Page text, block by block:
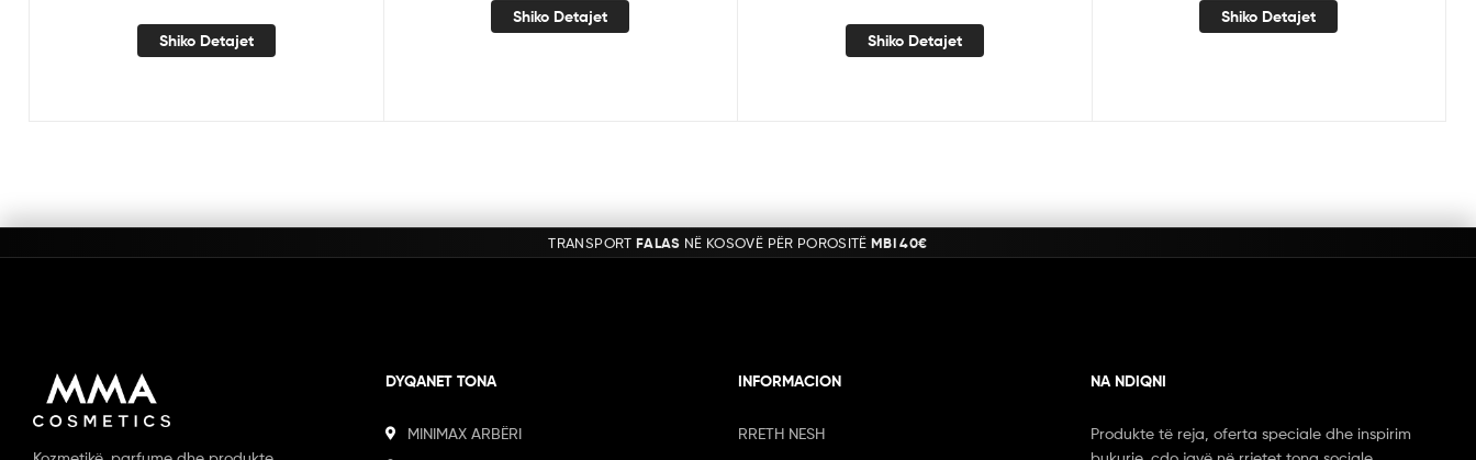
Shiko Detajet
Shiko Detajet
Shiko Detajet
Shiko Detajet
DYQANET TONA
MINIMAX ARBËRI
INFORMACION
RRETH NESH
NA NDIQNI
Produkte të reja, oferta speciale dhe inspirim
TRANSPORT FALAS NË KOSOVË PËR POROSITËMBI 40€